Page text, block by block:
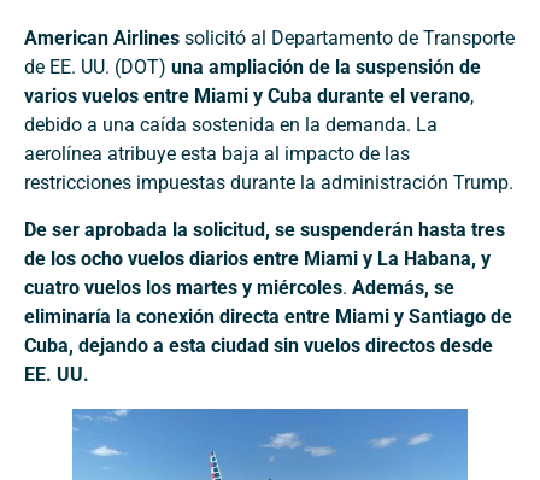
American Airlines solicitó al Departamento de Transporte
de EE. UU. (DOT) una ampliación de la suspensión de
varios vuelos entre Miami y Cuba durante el verano,
debido a una caída sostenida en la demanda. La
aerolínea atribuye esta baja al impacto de las
restricciones impuestas durante la administración Trump.
De ser aprobada la solicitud, se suspenderán hasta tres
de los ocho vuelos diarios entre Miami y La Habana, y
cuatro vuelos los martes y miércoles. Además, se
eliminaría la conexión directa entre Miami y Santiago de
Cuba, dejando a esta ciudad sin vuelos directos desde
EE. UU.